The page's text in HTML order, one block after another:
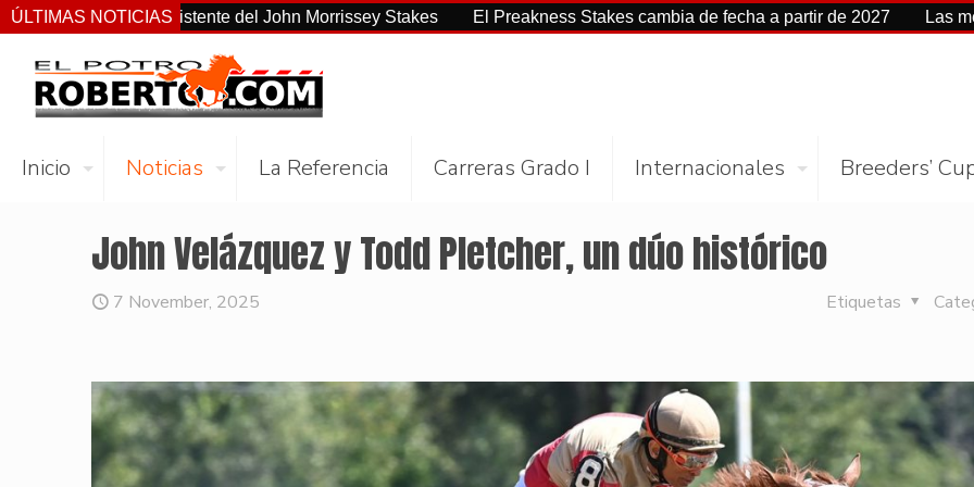
ÚLTIMAS NOTICIAS
más consistente del John Morrissey Stakes El Preakness Stakes cambia de fecha a partir de 2027 Las mejores
Inicio Noticias La Referencia Carreras Grado I Internacionales Breeders’
John Velázquez y Todd Pletcher, un dúo histórico
7 November, 2025 Etiquetas